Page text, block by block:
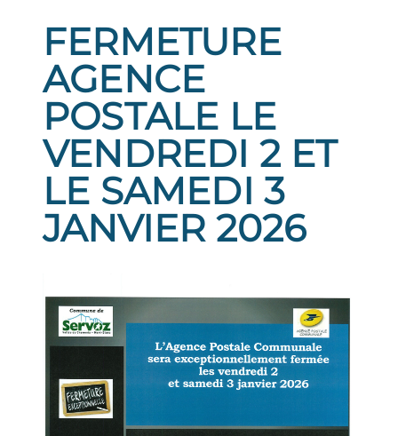
FERMETURE
AGENCE
POSTALE LE
VENDREDI 2 ET
LE SAMEDI 3
JANVIER 2026